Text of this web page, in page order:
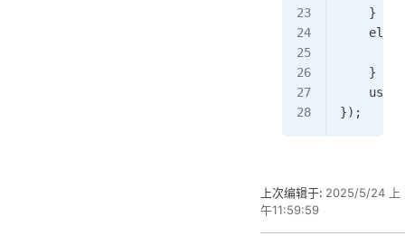
    }
});
上次编辑于: 2025/5/24 上
午11:59:59